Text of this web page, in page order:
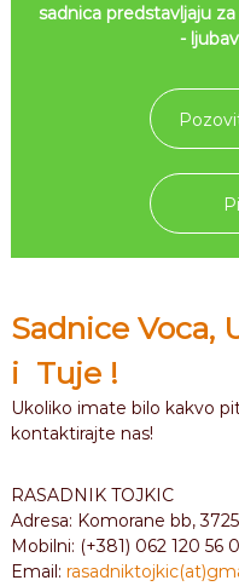
sadnica predstavljaju
-
Sadnice Voca,
i Tuje !
Ukoliko imate bilo kakvo
kontaktirajte nas!
RASADNIK TOJKIC
Adresa: Komorane bb,
Mobilni: (+381) 062 120 56
Email: